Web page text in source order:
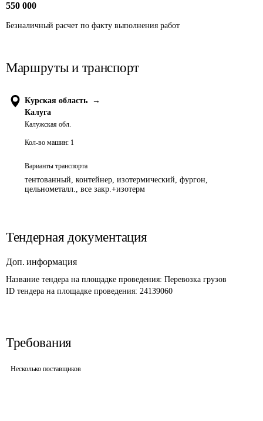
550 000
Безналичный расчет по факту выполнения работ
Маршруты и транспорт
Курская область
→
Калуга
Калужская обл.
Кол-во машин: 1
Варианты транспорта
тентованный, контейнер, изотермический, фургон,
цельнометалл., все закр.+изотерм
Тендерная документация
Доп. информация
Название тендера на площадке проведения: Перевозка грузов
ID тендера на площадке проведения: 24139060
Требования
Несколько поставщиков